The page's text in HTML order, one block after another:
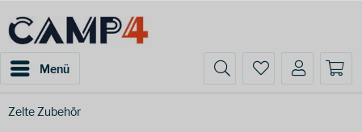
Menü
Zelte Zubehör